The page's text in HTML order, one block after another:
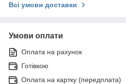
Всі умови доставки
Умови оплати
Оплата на рахунок
Готівкою
Оплата на картку (передплата)